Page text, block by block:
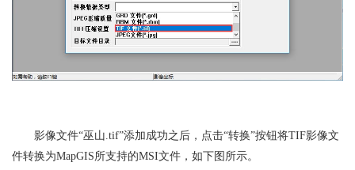
影像文件“巫山.tif”添加成功之后，点击“转换”按钮将TIF影像文
件转换为MapGIS所支持的MSI文件，如下图所示。